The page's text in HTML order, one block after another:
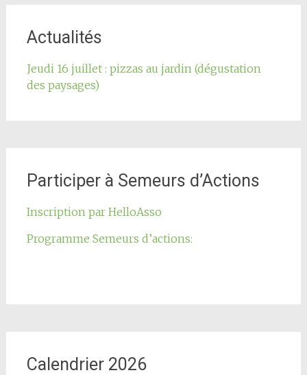
Actualités
Jeudi 16 juillet : pizzas au jardin (dégustation
des paysages)
Participer à Semeurs d’Actions
Inscription par HelloAsso
Programme Semeurs d’actions:
Calendrier 2026